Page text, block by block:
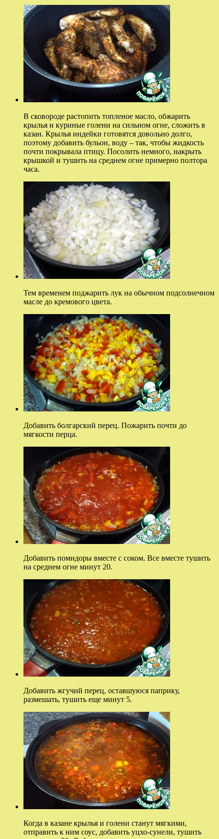
В сковороде растопить топленое масло, обжарить
крылья и куриные голени на сильном огне, сложить в
казан. Крылья индейки готовятся довольно долго,
поэтому добавить бульон, воду – так, чтобы жидкость
почти покрывала птицу. Посолить немного, накрыть
крышкой и тушить на среднем огне примерно полтора
часа.
Тем временем поджарить лук на обычном подсолнечном
масле до кремового цвета.
Добавить болгарский перец. Пожарить почти до
мягкости перца.
Добавить помидоры вместе с соком. Все вместе тушить
на среднем огне минут 20.
Добавить жгучий перец, оставшуюся паприку,
размешать, тушить еще минут 5.
Когда в казане крылья и голени станут мягкими,
отправить к ним соус, добавить уцхо-сунели, тушить